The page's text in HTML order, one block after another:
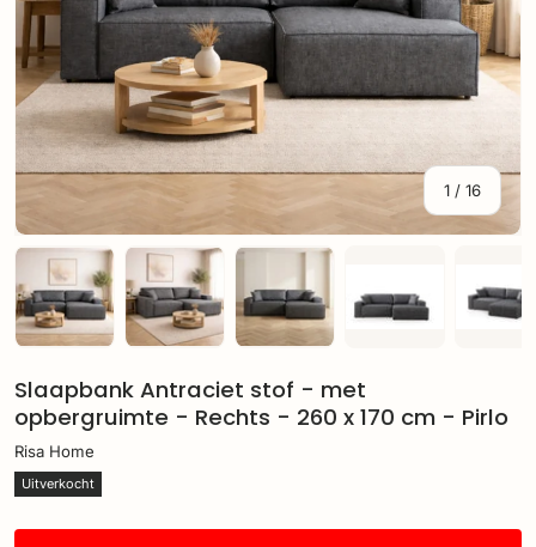
1 / van
16
Slaapbank Antraciet stof - met
opbergruimte - Rechts - 260 x 170 cm - Pirlo
Risa Home
Uitverkocht